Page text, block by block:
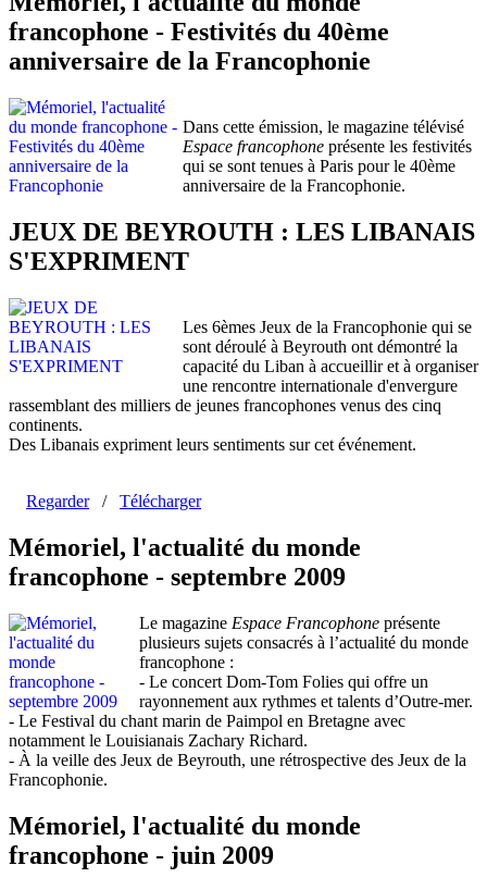
francophone - Festivités du 40ème
anniversaire de la Francophonie
Dans cette émission, le magazine télévisé
Espace francophone présente les festivités
qui se sont tenues à Paris pour le 40ème
anniversaire de la Francophonie.
JEUX DE BEYROUTH : LES LIBANAIS
S'EXPRIMENT
Les 6èmes Jeux de la Francophonie qui se
sont déroulé à Beyrouth ont démontré la
capacité du Liban à accueillir et à organiser
une rencontre internationale d'envergure
rassemblant des milliers de jeunes francophones venus des cinq
continents.
Des Libanais expriment leurs sentiments sur cet événement.
Regarder/ Télécharger
Mémoriel, l'actualité du monde
francophone - septembre 2009
Le magazine Espace Francophone présente
plusieurs sujets consacrés à l’actualité du monde
francophone :
- Le concert Dom-Tom Folies qui offre un
rayonnement aux rythmes et talents d’Outre-mer.
- Le Festival du chant marin de Paimpol en Bretagne avec
notamment le Louisianais Zachary Richard.
- À la veille des Jeux de Beyrouth, une rétrospective des Jeux de la
Francophonie.
Mémoriel, l'actualité du monde
francophone - juin 2009